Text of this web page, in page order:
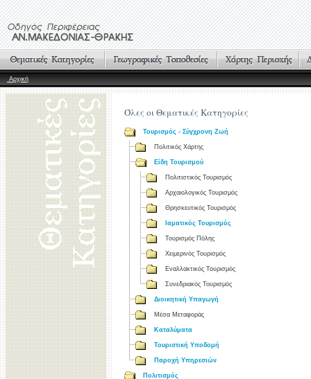
Αρχική
Όλες οι Θεματικές Κατηγορίες
Τουρισμός - Σύγχρονη Ζωή
Πολιτικός Χάρτης
Είδη Τουρισμού
Πολιτιστικός Τουρισμός
Αρχαιολογικός Τουρισμός
Θρησκευτικός Τουρισμός
Ιαματικός Τουρισμός
Τουρισμός Πόλης
Χειμερινός Τουρισμός
Εναλλακτικός Τουρισμός
Συνεδριακός Τουρισμός
Διοικητική Υπαγωγή
Μέσα Μεταφοράς
Καταλύματα
Τουριστική Υποδομή
Παροχή Υπηρεσιών
Πολιτισμός